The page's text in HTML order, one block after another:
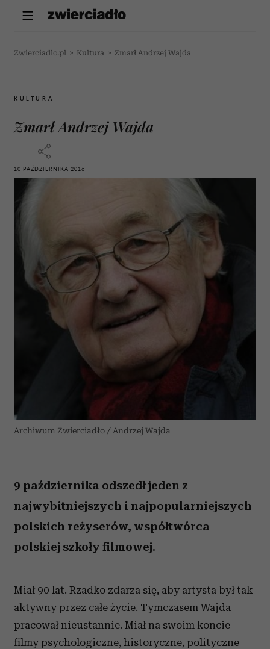
Zwierciadlo.pl > Kultura > Zmarł Andrzej Wajda
KULTURA
Zmarł Andrzej Wajda
10 PAŹDZIERNIKA 2016
Archiwum Zwierciadło / Andrzej Wajda
9 października odszedł jeden z
najwybitniejszych i najpopularniejszych
polskich reżyserów, współtwórca
polskiej szkoły filmowej.
Miał 90 lat. Rzadko zdarza się, aby artysta był tak
aktywny przez całe życie. Tymczasem Wajda
pracował nieustannie. Miał na swoim koncie
filmy psychologiczne, historyczne, polityczne